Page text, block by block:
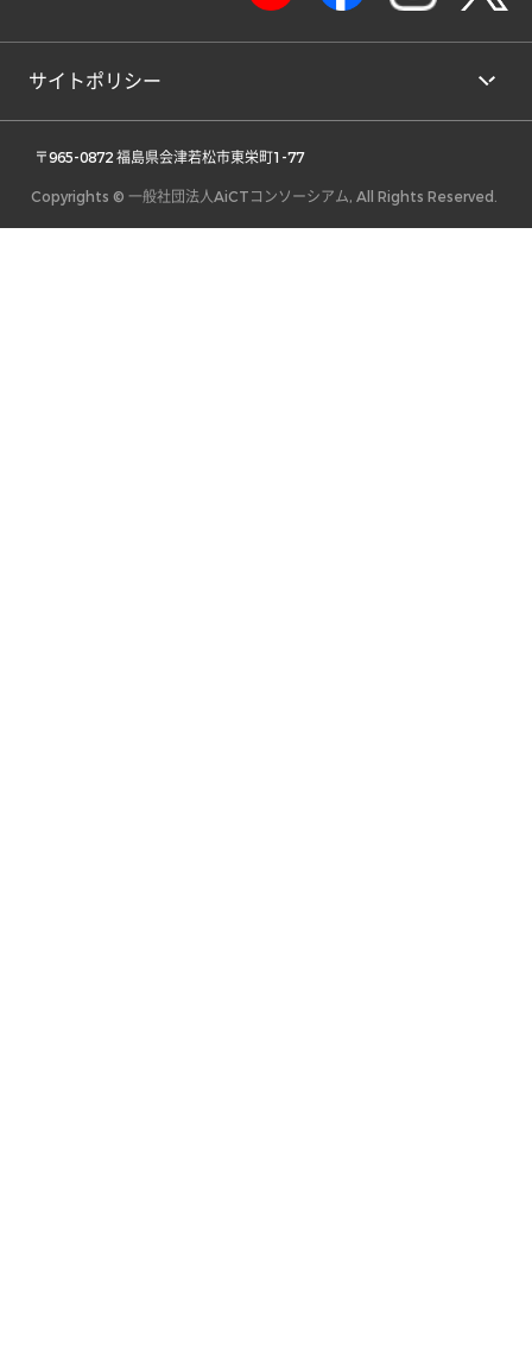
サイトポリシー
〒965-0872 福島県会津若松市東栄町1-77
Copyrights © 一般社団法人AiCTコンソーシアム, All Rights Reserved.